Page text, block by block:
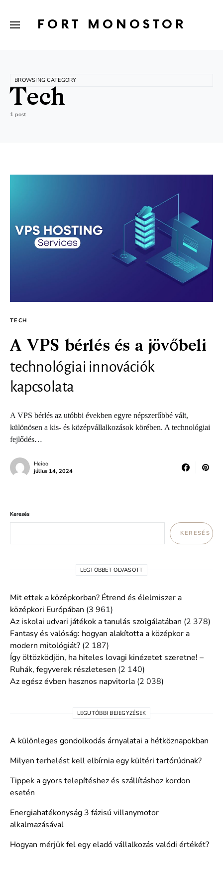
FORT MONOSTOR
BROWSING CATEGORY
Tech
1 post
TECH
A VPS bérlés és a jövőbeli
technológiai innovációk
kapcsolata
A VPS bérlés az utóbbi években egyre népszerűbbé vált,
különösen a kis- és középvállalkozások körében. A technológiai
fejlődés…
Heioo
július 14, 2024
Keresés
KERESÉS
LEGTÖBBET OLVASOTT
Mit ettek a középkorban? Étrend és élelmiszer a
középkori Európában (3 961)
Az iskolai udvari játékok a tanulás szolgálatában (2 378)
Fantasy és valóság: hogyan alakította a középkor a
modern mitológiát? (2 187)
Így öltözködjön, ha hiteles lovagi kinézetet szeretne! –
Ruhák, fegyverek részletesen (2 140)
Az egész évben hasznos napvitorla (2 038)
LEGUTÓBBI BEJEGYZÉSEK
A különleges gondolkodás árnyalatai a hétköznapokban
Milyen terhelést kell elbírnia egy kültéri tartórúdnak?
Tippek a gyors telepítéshez és szállításhoz kordon
esetén
Energiahatékonyság 3 fázisú villanymotor
alkalmazásával
Hogyan mérjük fel egy eladó vállalkozás valódi értékét?